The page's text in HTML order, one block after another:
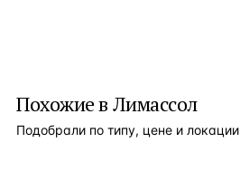
Похожие в Лимассол
Подобрали по типу, цене и локации